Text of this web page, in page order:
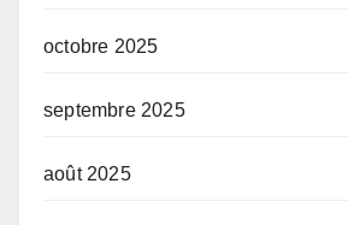
octobre 2025
septembre 2025
août 2025